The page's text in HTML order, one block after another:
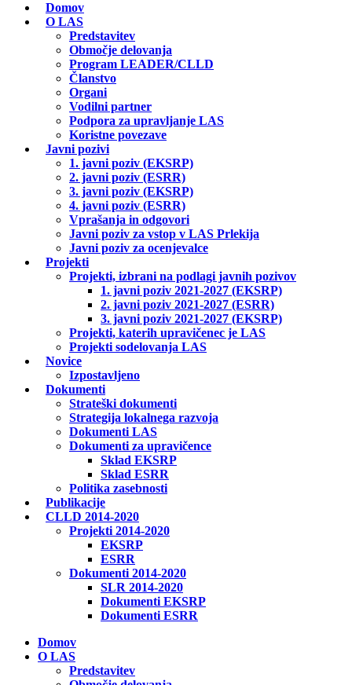
Domov
O LAS
Predstavitev
Območje delovanja
Program LEADER/CLLD
Članstvo
Organi
Vodilni partner
Podpora za upravljanje LAS
Koristne povezave
Javni pozivi
1. javni poziv (EKSRP)
2. javni poziv (ESRR)
3. javni poziv (EKSRP)
4. javni poziv (ESRR)
Vprašanja in odgovori
Javni poziv za vstop v LAS Prlekija
Javni poziv za ocenjevalce
Projekti
Projekti, izbrani na podlagi javnih pozivov
1. javni poziv 2021-2027 (EKSRP)
2. javni poziv 2021-2027 (ESRR)
3. javni poziv 2021-2027 (EKSRP)
Projekti, katerih upravičenec je LAS
Projekti sodelovanja LAS
Novice
Izpostavljeno
Dokumenti
Strateški dokumenti
Strategija lokalnega razvoja
Dokumenti LAS
Dokumenti za upravičence
Sklad EKSRP
Sklad ESRR
Politika zasebnosti
Publikacije
CLLD 2014-2020
Projekti 2014-2020
EKSRP
ESRR
Dokumenti 2014-2020
SLR 2014-2020
Dokumenti EKSRP
Dokumenti ESRR
Domov
O LAS
Predstavitev